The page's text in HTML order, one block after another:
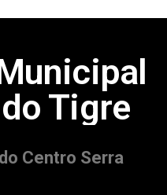
Tigre
Centro Serra